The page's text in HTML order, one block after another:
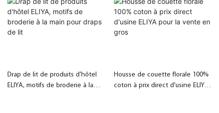
Drap de lit de produits d'hôtel
ELIYA, motifs de broderie à la
Housse de couette florale 100%
coton à prix direct d'usine ELIYA